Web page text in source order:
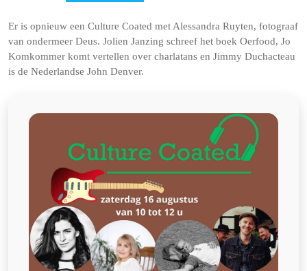
Er is opnieuw een Culture Coated met Alessandra Ruyten, fotograaf
van ondermeer Deus. Jolien Janzing schreef het boek Oerfood, Jo
Komkommer komt vertellen over charlatans en Jimmy Duchacteau
is de Nederlandse John Denver.